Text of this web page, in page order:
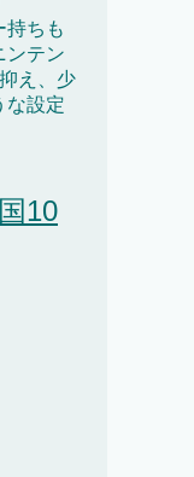
持ちも
ンテン
え、少
な設定
10